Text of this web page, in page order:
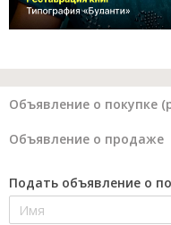
Объявление о покупке
Объявление о продаже
Подать объявление о